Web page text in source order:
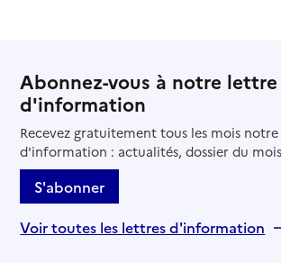
Abonnez-vous à notre lettre
d'information
Recevez gratuitement tous les mois
d'information : actualités, dossier du
S'abonner
Voir toutes les lettres d'information